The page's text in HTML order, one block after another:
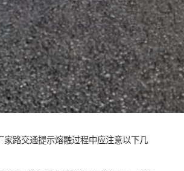
家路交通提示熔融过程中应注意以下几